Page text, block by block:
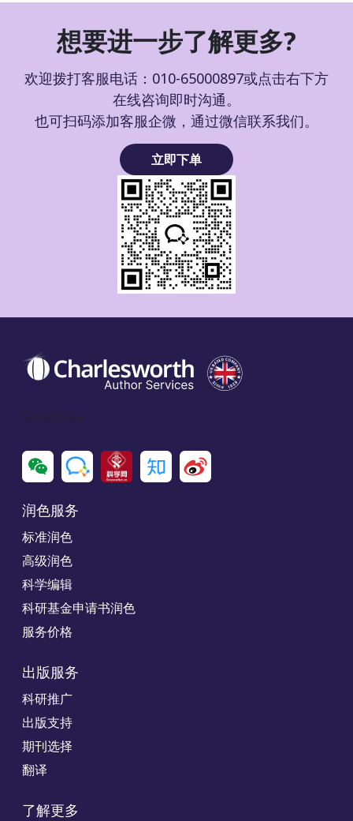
想要进一步了解更多?
欢迎拨打客服电话：010-65000897或点击右下方
在线咨询即时沟通。
也可扫码添加客服企微，通过微信联系我们。
立即下单
Social Icon
润色服务
标准润色
高级润色
科学编辑
科研基金申请书润色
服务价格
出版服务
科研推广
出版支持
期刊选择
翻译
了解更多